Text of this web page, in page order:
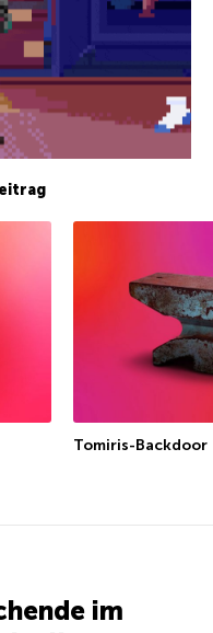
Tomiris-Backdoor
im